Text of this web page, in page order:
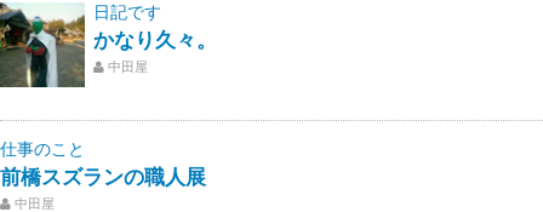
日記です
かなり久々。
中田屋
仕事のこと
前橋スズランの職人展
中田屋